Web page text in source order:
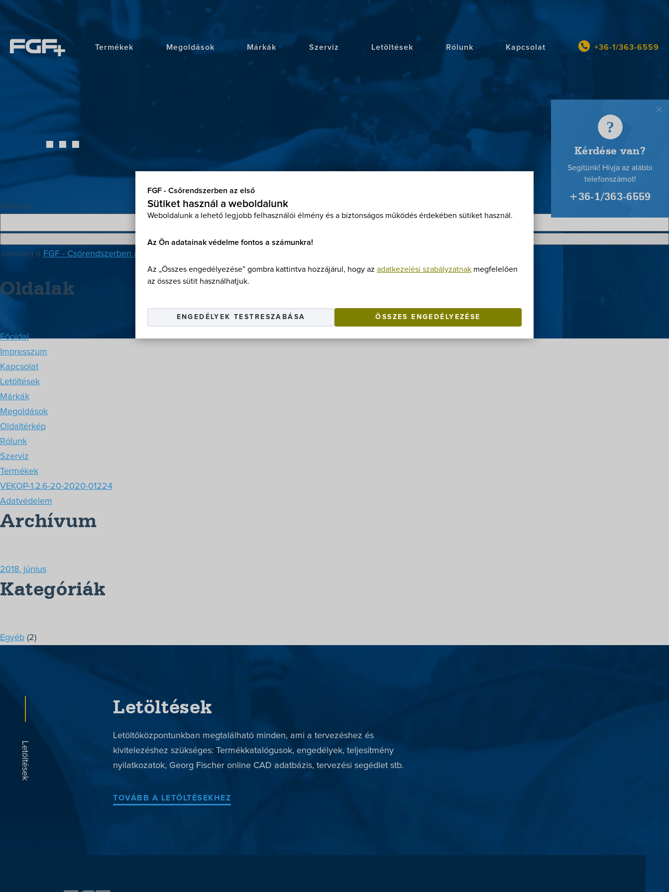
FGF - Csőrendszerben az első
Sütiket használ a weboldalunk
Weboldalunk a lehető legjobb felhasználói élmény és a biztonságos működés érdekében sütiket használ.
Az Ön adatainak védelme fontos a számunkra!
Az „Összes engedélyezése” gombra kattintva hozzájárul, hogy az adatkezelési szabályzatnak megfelelően
az összes sütit használhatjuk.
ÖSSZES ENGEDÉLYEZÉSE
ENGEDÉLYEK TESTRESZABÁSA
Termékek Megoldások Márkák Szerviz Letöltések Rólunk Kapcsolat +36-1/363-6559
...
Keresés:
Jelenleg a FGF - Csőrendszerben az első
Oldalak
Főoldal
Impresszum
Kapcsolat
Letöltések
Márkák
Megoldások
Oldaltérkép
Rólunk
Szerviz
Termékek
VEKOP-1.2.6-20-2020-01224
Adatvédelem
Archívum
2018. június
Kategóriák
Egyéb (2)
Letöltések
Letöltőközpontunkban megtalálható minden, ami a tervezéshez és
kivitelezéshez szükséges: Termékkatalógusok, engedélyek, teljesítmény
nyilatkozatok, Georg Fischer online CAD adatbázis, tervezési segédlet stb.
TOVÁBB A LETÖLTÉSEKHEZ